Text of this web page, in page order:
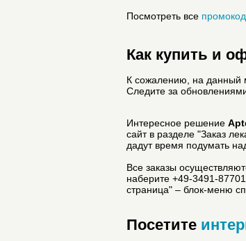
Посмотреть все
Как купить и
К сожалению, на данный
Следите за
Интересное решение
сайт в разделе "Заказ
дадут время подумать
Все заказы
наберите +49-3491-
страница" – блок-меню
Посетите